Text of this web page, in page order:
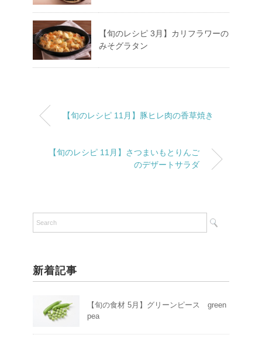
【旬のレシピ 3月】カリフラワーの
みそグラタン
【旬のレシピ 11月】豚ヒレ肉の香草焼き
【旬のレシピ 11月】さつまいもとりんご
のデザートサラダ
新着記事
【旬の食材 5月】グリーンピース green
pea